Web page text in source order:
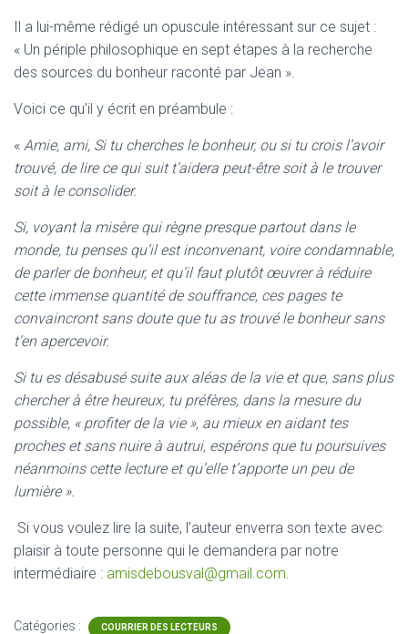
Il a lui-même rédigé un opuscule intéressant sur ce sujet :
« Un périple philosophique en sept étapes à la recherche
des sources du bonheur raconté par Jean ».
Voici ce qu’il y écrit en préambule :
« Amie, ami, Si tu cherches le bonheur, ou si tu crois l’avoir
trouvé, de lire ce qui suit t’aidera peut-être soit à le trouver
soit à le consolider.
Si, voyant la misère qui règne presque partout dans le
monde, tu penses qu’il est inconvenant, voire condamnable,
de parler de bonheur, et qu’il faut plutôt œuvrer à réduire
cette immense quantité de souffrance, ces pages te
convaincront sans doute que tu as trouvé le bonheur sans
t’en apercevoir.
Si tu es désabusé suite aux aléas de la vie et que, sans plus
chercher à être heureux, tu préfères, dans la mesure du
possible, « profiter de la vie », au mieux en aidant tes
proches et sans nuire à autrui, espérons que tu poursuives
néanmoins cette lecture et qu’elle t’apporte un peu de
lumière ».
Si vous voulez lire la suite, l’auteur enverra son texte avec
plaisir à toute personne qui le demandera par notre
intermédiaire : amisdebousval@gmail.com.
Catégories : COURRIER DES LECTEURS